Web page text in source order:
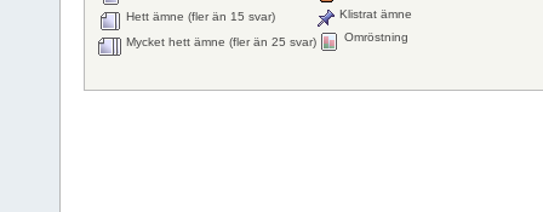
Hett ämne (fler än 15 svar)
Mycket hett ämne (fler än 25 svar)
Klistrat ämne
Omröstning